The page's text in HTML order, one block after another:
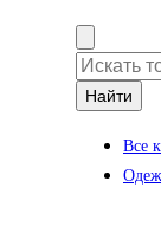
Найти
Все